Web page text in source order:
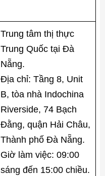
Trung tâm thị thực
Trung Quốc tại Đà
Nẵng.
Địa chỉ: Tầng 8, Unit
B, tòa nhà Indochina
Riverside, 74 Bạch
Đằng, quận Hải Châu,
Thành phố Đà Nẵng.
Giờ làm việc: 09:00
sáng đến 15:00 chiều.